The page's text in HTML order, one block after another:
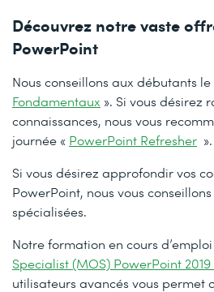
Découvrez notre vaste
PowerPoint
Nous conseillons aux débutants le
Fondamentaux ». Si vous désirez
connaissances, nous vous
journée « PowerPoint Refresher ».
Si vous désirez approfondir vos
PowerPoint, nous vous
spécialisées.
Notre formation en cours d’emploi
Specialist (MOS) PowerPoint
utilisateurs avancés vous permet